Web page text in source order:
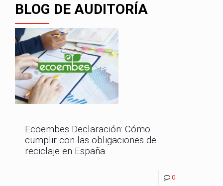
BLOG DE AUDITORÍA
Ecoembes Declaración: Cómo
cumplir con las obligaciones de
reciclaje en España
0